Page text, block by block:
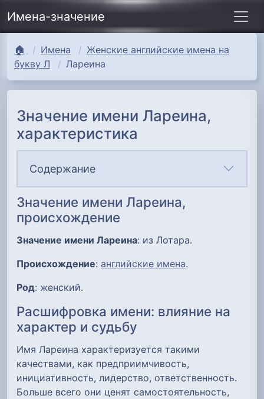
Имена-значение
🏠 Имена
Женские английские имена на
букву Л
Лареина
Значение имени Лареина,
характеристика
Содержание
Значение имени Лареина,
происхождение
Значение имени Лареина: из Лотара.
Происхождение: английские имена.
Род: женский.
Расшифровка имени: влияние на
характер и судьбу
Имя Лареина характеризуется такими
качествами, как предприимчивость,
инициативность, лидерство, ответственность.
Больше всего они ценят самостоятельность,